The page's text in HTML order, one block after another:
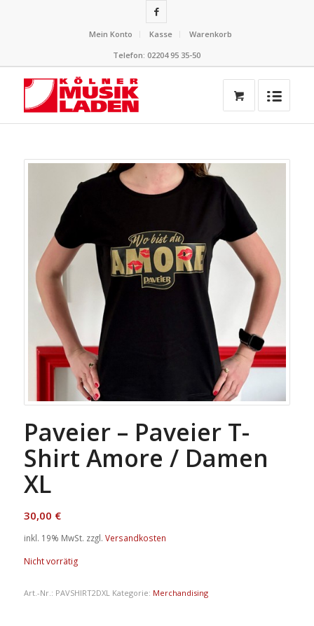
Mein Konto Kasse
Warenkorb
Telefon: 02204 95 35-50
Paveier – Paveier T-
Shirt Amore / Damen
XL
30,00 €
inkl. 19% MwSt. zzgl. Versandkosten
Nicht vorrätig
Art.-Nr.: PAVSHIRT2DXL Kategorie: Merchandising